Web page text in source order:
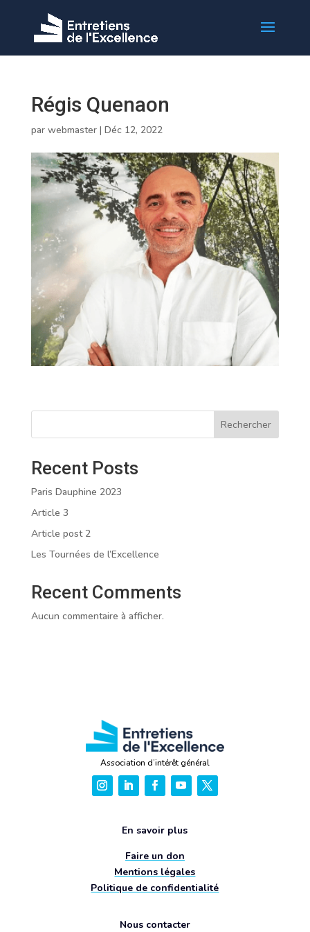
Régis Quenaon
par webmaster| Déc 12, 2022
Rechercher
Recent Posts
Paris Dauphine 2023
Article 3
Article post 2
Les Tournées de l’Excellence
Recent Comments
Aucun commentaire à afficher.
Association d’intérêt général
En savoir plus
Faire un don
Mentions légales
Politique de confidentialité
Nous contacter